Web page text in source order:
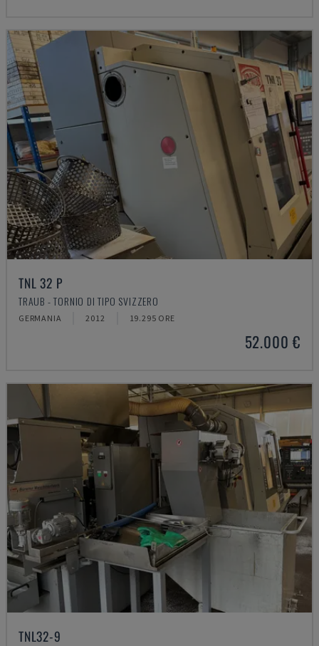
TNL 32 P
TRAUB - TORNIO DI TIPO SVIZZERO
GERMANIA 2012 19.295 ORE
52.000 €
TNL32-9